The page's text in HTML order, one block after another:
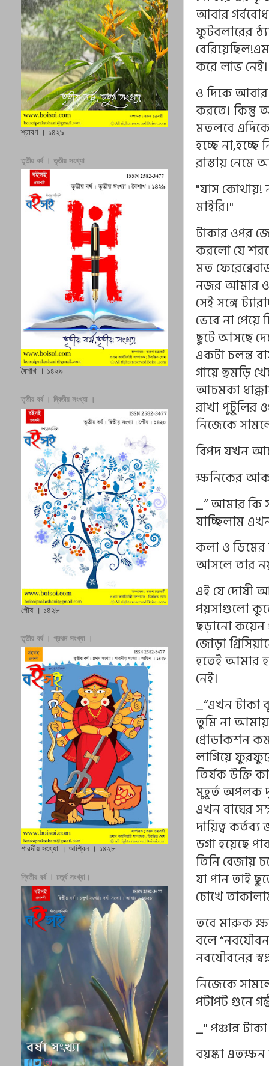
আবার
ফুটবলারের
করে লাভ নেই।
ও দিকে আবার
করতে। কিন্তু
মতলবে
হচ্ছে
রাস্তায় নেমে
"যাস কোথায়!
মাইরি।"
টাকার ওপর
করলো যে
মত
নজর আমার
সেই সঙ্গে
ভেবে না
ছুটে আসছে
একটা চলন্ত
গায়ে হুমড়ি
আচমকা
রাখা পুটুলির
নিজেকে
বিপদ যখন
ক্ষনিকের
_“ আমার কি
যাচ্ছিলাম
কলা ও ডিমের
আসলে তার
এই যে দোষী
পয়সাগুলো
ছড়ানো
জোড়া
হতেই আমার
নেই।
_“এখন টাকা
তুমি না আমায়
প্রোডাকশন
লাগিয়ে
তির্যক উক্তি
মুহূর্ত অপলক
এখন বাঘের
দায়িত্ব
ডগা হয়েছে
তিনি বেজায়
যা পান তাই
চোখে
তবে মারুক
বলে
নবযৌবনের
নিজেকে
পটাপট গুনে
_" পঞ্চান্ন
বয়ষ্কা
শ্রাবণ । ১৪২৯
তৃতীয় বর্ষ । তৃতীয় সংখ্যা
বৈশাখ । ১৪২৯
তৃতীয় বর্ষ । দ্বিতীয় সংখ্যা ।
পৌষ । ১৪২৮
তৃতীয় বর্ষ । প্রথম সংখ্যা ।
শারদীয় সংখ্যা । আশ্বিন । ১৪২৮
দ্বিতীয় বর্ষ । চতুর্থ সংখ্যা।